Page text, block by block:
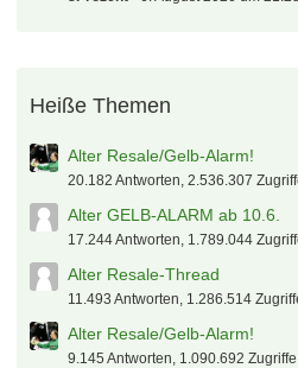
Heiße Themen
Alter Resale/Gelb-Alarm!
20.182 Antworten, 2.536.307
Alter GELB-ALARM ab 10.6.
17.244 Antworten, 1.789.044
Alter Resale-Thread
11.493 Antworten, 1.286.514
Alter Resale/Gelb-Alarm!
9.145 Antworten, 1.090.692